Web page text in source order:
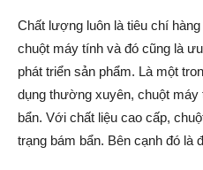
Chất lượng luôn là tiêu chí
chuột máy tính và đó cũng là
phát triển sản phẩm. Là một
dụng thường xuyên, chuột máy
bẩn. Với chất liệu cao cấp,
trạng bám bẩn. Bên cạnh đó là